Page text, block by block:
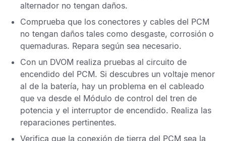
alternador no tengan daños.
Comprueba que los conectores y cables del PCM
no tengan daños tales como desgaste, corrosión o
quemaduras. Repara según sea necesario.
Con un DVOM realiza pruebas al circuito de
encendido del PCM. Si descubres un voltaje menor
al de la batería, hay un problema en el cableado
que va desde el Módulo de control del tren de
potencia y el interruptor de encendido. Realiza las
reparaciones pertinentes.
Verifica que la conexión de tierra del PCM sea la